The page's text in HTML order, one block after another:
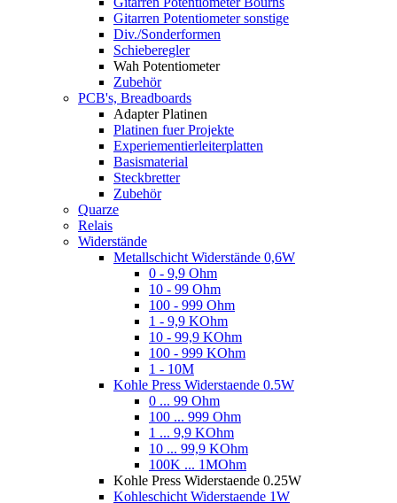
Gitarren Potentiometer sonstige
Div./Sonderformen
Schieberegler
Wah Potentiometer
Zubehör
PCB's, Breadboards
Adapter Platinen
Platinen fuer Projekte
Experiementierleiterplatten
Basismaterial
Steckbretter
Zubehör
Quarze
Relais
Widerstände
Metallschicht Widerstände 0,6W
0 - 9,9 Ohm
10 - 99 Ohm
100 - 999 Ohm
1 - 9,9 KOhm
10 - 99,9 KOhm
100 - 999 KOhm
1 - 10M
Kohle Press Widerstaende 0.5W
0 ... 99 Ohm
100 ... 999 Ohm
1 ... 9,9 KOhm
10 ... 99,9 KOhm
100K ... 1MOhm
Kohle Press Widerstaende 0.25W
Kohleschicht Widerstaende 1W